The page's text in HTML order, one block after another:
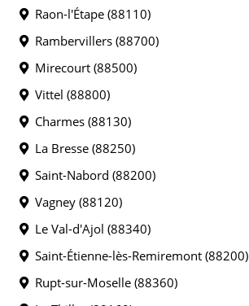
Raon-l'Étape (88110)
Rambervillers (88700)
Mirecourt (88500)
Vittel (88800)
Charmes (88130)
La Bresse (88250)
Saint-Nabord (88200)
Vagney (88120)
Le Val-d'Ajol (88340)
Saint-Étienne-lès-Remiremont (88200)
Rupt-sur-Moselle (88360)